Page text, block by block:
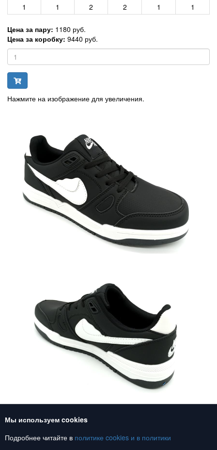
1
1 2 2 1 1
Цена за пару: 1180 руб.
Цена за коробку: 9440 руб.
Нажмите на изображение для увеличения.
Союз обувь, обувь оптом
Мы используем cookies
Подробнее читайте в политике cookies и в политики